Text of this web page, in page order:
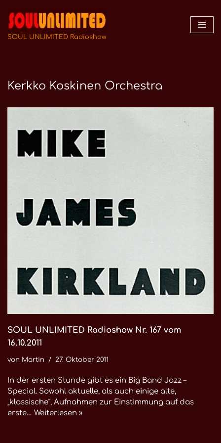
Zum
Inhalt
SOUL UNLIMITED Radioshow
Kerkko Koskinen Orchestra
SOUL UNLIMITED Radioshow Nr. 167 vom
16.10.2011
von Martin 27. Oktober 2011
In der ersten Stunde gibt es ein Big Band Jazz –
Special. Sowohl aktuelle, als auch einige alte,
„klassische“, Aufnahmen zur Einstimmung auf das
erste… Weiterlesen »